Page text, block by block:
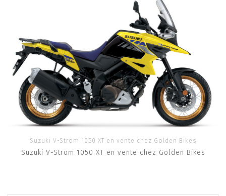
Suzuki V-Strom 1050 XT en vente chez Golden Bikes
Suzuki V-Strom 1050 XT en vente chez Golden Bikes